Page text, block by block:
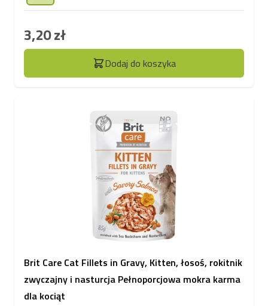
3,20 zł
Dodaj do koszyka
Brit Care Cat Fillets in Gravy, Kitten, łosoś, rokitnik
zwyczajny i nasturcja Pełnoporcjowa mokra karma
dla kociąt